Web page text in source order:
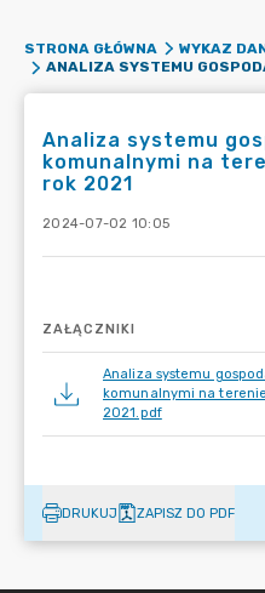
STRONA GŁÓWNA
WYKAZ
Analiza systemu
komunalnymi na
rok 2021
2024-07-02 10:05
ZAŁĄCZNIKI
Analiza systemu
komunalnymi na
2021.pdf
DRUKUJ ZAPISZ DO PDF